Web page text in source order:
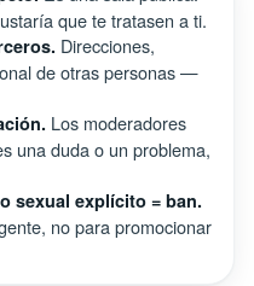
que te tratasen a ti.
Direcciones,
de otras personas —
Los moderadores
una duda o un problema,
sexual explícito = ban.
no para promocionar